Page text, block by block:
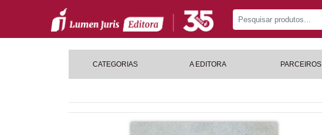
CATEGORIAS A EDITORA PARCEIROS